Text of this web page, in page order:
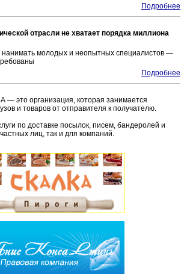
Подробнее
отрасли не хватает порядка миллиона
молодых и неопытных специалистов —
Подробнее
это организация, которая занимается
и товаров от отправителя к получателю.
по доставке посылок, писем, бандеролей и
частных лиц, так и для компаний.